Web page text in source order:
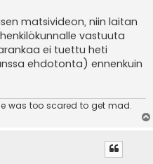
matsivideon, niin laitan
vastuuta
ei tuettu heti
ehdotonta) ennenkuin
was too scared to get mad.